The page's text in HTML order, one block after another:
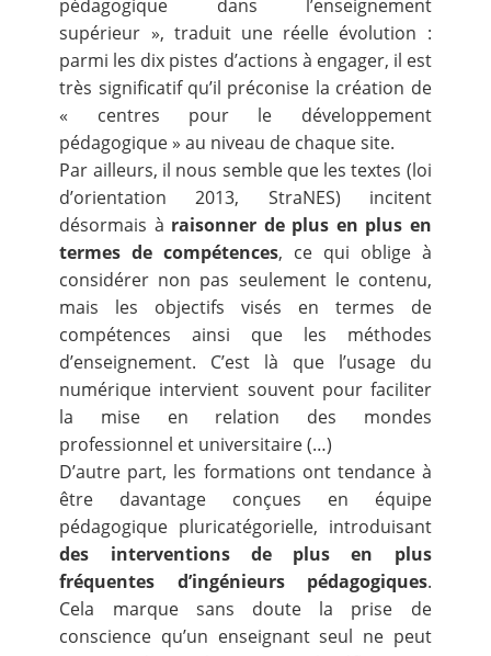
pédagogique dans l’enseignement
supérieur », traduit une réelle évolution :
parmi les dix pistes d’actions à engager, il est
très significatif qu’il préconise la création de
« centres pour le développement
pédagogique » au niveau de chaque site.
Par ailleurs, il nous semble que les textes (loi
d’orientation 2013, StraNES) incitent
désormais à raisonner de plus en plus en
termes de compétences, ce qui oblige à
considérer non pas seulement le contenu,
mais les objectifs visés en termes de
compétences ainsi que les méthodes
d’enseignement. C’est là que l’usage du
numérique intervient souvent pour faciliter
la mise en relation des mondes
professionnel et universitaire (…)
D’autre part, les formations ont tendance à
être davantage conçues en équipe
pédagogique pluricatégorielle, introduisant
des interventions de plus en plus
fréquentes d’ingénieurs pédagogiques.
Cela marque sans doute la prise de
conscience qu’un enseignant seul ne peut